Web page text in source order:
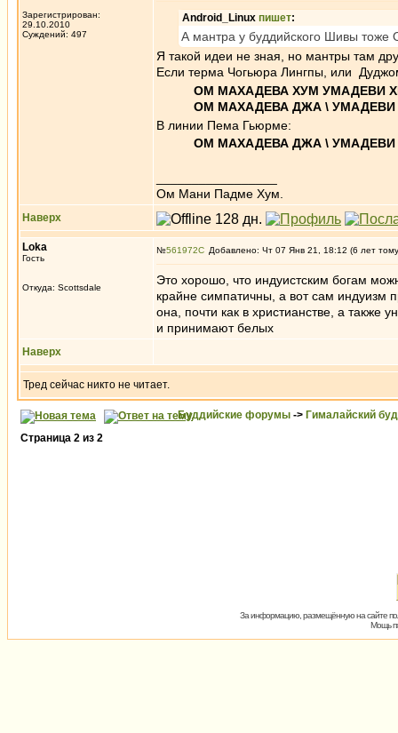
Зарегистрирован:
29.10.2010
Суждений: 497
Android_Linux пишет:
А мантра у буддийского Шивы
Я такой идеи не зная, но мантры там
Если терма Чогьюра Лингпы, или
ОМ МАХАДЕВА ХУМ УМАДЕВИ
ОМ МАХАДЕВА ДЖА \
В линии Пема Гьюрме:
ОМ МАХАДЕВА ДЖА \
Ом Мани Падме Хум.
Наверх
Loka
Гость
Откуда: Scottsdale
№561972 Добавлено: Чт 07 Янв 21, 18:12 (6 лет
Это хорошо, что индуистским богам
крайне симпатичны, а вот сам индуизм
она, почти как в христианстве, а также
и принимают белых
Наверх
Тред сейчас никто не читает.
Буддийские форумы -> Гималайский
Страница 2 из 2
За информацию, размещённую на сайте
Мощь